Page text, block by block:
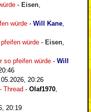
- Eisen
würde - Will Kane
würde - Eisen
so pfeifen würde - Will
20:26
Thread - Olaf1970
20:19